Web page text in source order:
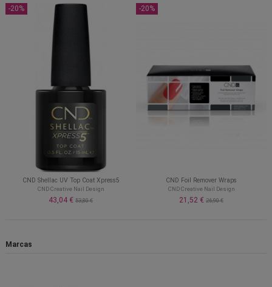
-20%
CND Shellac UV Top Coat Xpress5
CND Creative Nail Design
43,04 € 53,80 €
-20%
CND Foil Remover Wraps
CND Creative Nail Design
21,52 € 26,90 €
Marcas